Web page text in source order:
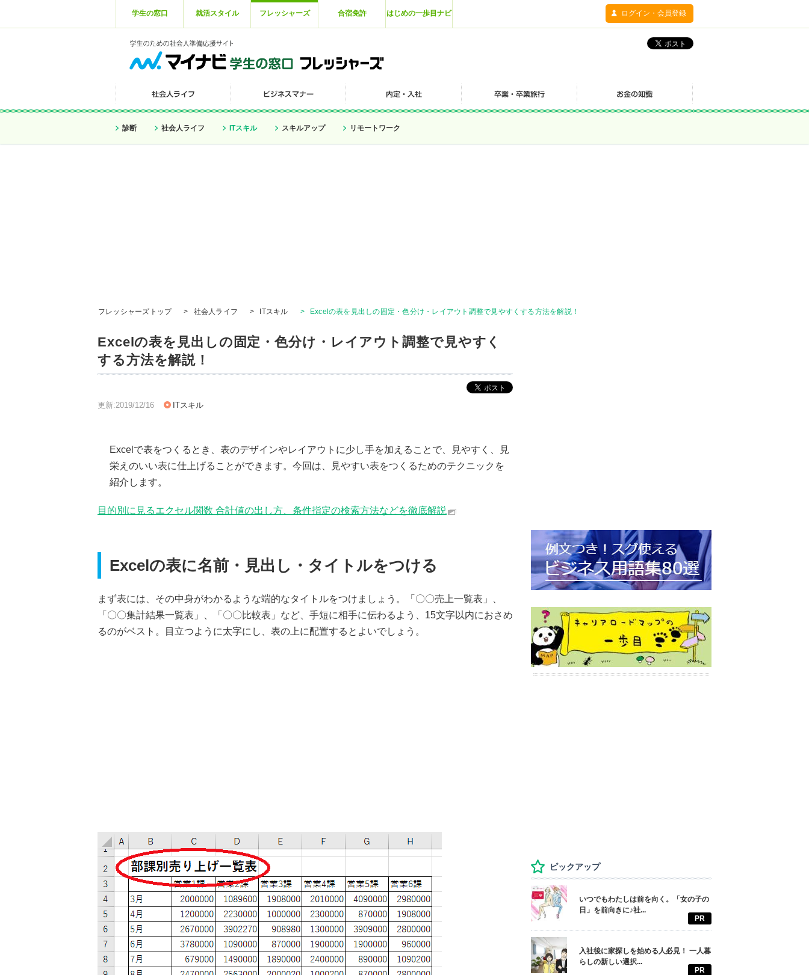
学生の窓口 就活スタイル フレッシャーズ 合宿免許 はじめの一歩目ナビ ログイン・会員登録
診断 社会人ライフ ITスキル スキルアップ リモートワーク
フレッシャーズトップ > 社会人ライフ > ITスキル > Excelの表を見出しの固定・色分け・レイアウト調整で見やすくする方法を解説！
Excelの表を見出しの固定・色分け・レイアウト調整で見やすく
する方法を解説！
更新:2019/12/16 ITスキル
Excelで表をつくるとき、表のデザインやレイアウトに少し手を加えることで、見やすく、見
栄えのいい表に仕上げることができます。今回は、見やすい表をつくるためのテクニックを
紹介します。
目的別に見るエクセル関数 合計値の出し方、条件指定の検索方法などを徹底解説
Excelの表に名前・見出し・タイトルをつける
まず表には、その中身がわかるような端的なタイトルをつけましょう。「〇〇売上一覧表」、
「〇〇集計結果一覧表」、「〇〇比較表」など、手短に相手に伝わるよう、15文字以内におさめ
るのがベスト。目立つように太字にし、表の上に配置するとよいでしょう。
ピックアップ
いつでもわたしは前を向く。「女の子の
日」を前向きに♪社...
PR
入社後に家探しを始める人必見！ 一人暮
らしの新しい選択...
PR